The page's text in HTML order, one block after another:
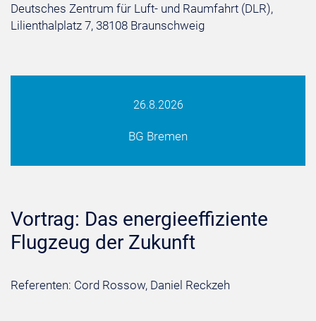
Deutsches Zentrum für Luft- und Raumfahrt (DLR),
Lilienthalplatz 7, 38108 Braunschweig
26.8.2026
BG Bremen
Vortrag: Das energieeffiziente
Flugzeug der Zukunft
Referenten: Cord Rossow, Daniel Reckzeh